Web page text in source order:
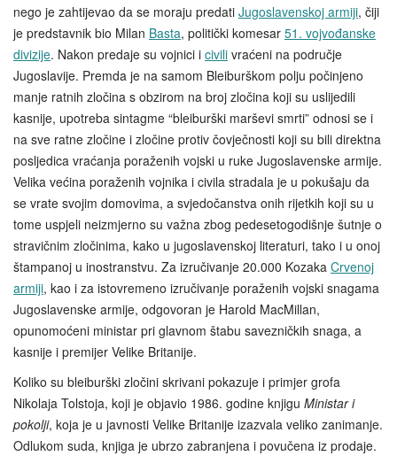
nego je zahtijevao da se moraju predati Jugoslavenskoj armiji, čiji
je predstavnik bio Milan Basta, politički komesar 51. vojvođanske
divizije. Nakon predaje su vojnici i civili vraćeni na područje
Jugoslavije. Premda je na samom Bleiburškom polju počinjeno
manje ratnih zločina s obzirom na broj zločina koji su uslijedili
kasnije, upotreba sintagme “bleiburški marševi smrti” odnosi se i
na sve ratne zločine i zločine protiv čovječnosti koji su bili direktna
posljedica vraćanja poraženih vojski u ruke Jugoslavenske armije.
Velika većina poraženih vojnika i civila stradala je u pokušaju da
se vrate svojim domovima, a svjedočanstva onih rijetkih koji su u
tome uspjeli neizmjerno su važna zbog pedesetogodišnje šutnje o
stravičnim zločinima, kako u jugoslavenskoj literaturi, tako i u onoj
štampanoj u inostranstvu. Za izručivanje 20.000 Kozaka Crvenoj
armiji, kao i za istovremeno izručivanje poraženih vojski snagama
Jugoslavenske armije, odgovoran je Harold MacMillan,
opunomoćeni ministar pri glavnom štabu savezničkih snaga, a
kasnije i premijer Velike Britanije.
Koliko su bleiburški zločini skrivani pokazuje i primjer grofa
Nikolaja Tolstoja, koji je objavio 1986. godine knjigu Ministar i
pokolji, koja je u javnosti Velike Britanije izazvala veliko zanimanje.
Odlukom suda, knjiga je ubrzo zabranjena i povučena iz prodaje.